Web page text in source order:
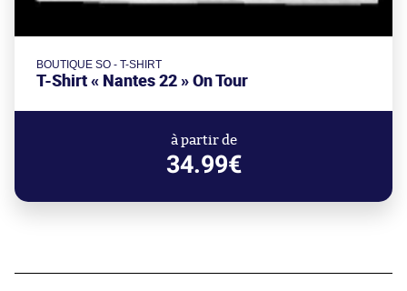
BOUTIQUE SO - T-SHIRT
T-Shirt « Nantes 22 » On Tour
à partir de
34.99€